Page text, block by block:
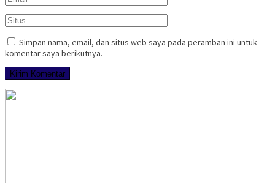
Simpan nama, email, dan situs web saya pada peramban ini untuk
komentar saya berikutnya.